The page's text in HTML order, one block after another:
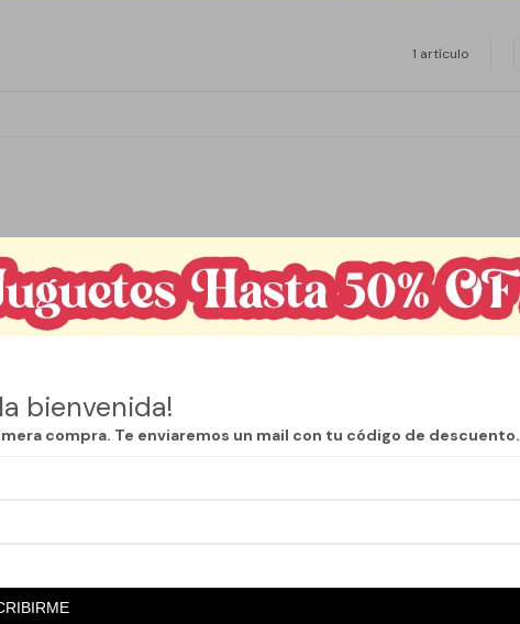
bienvenida!
compra. Te enviaremos un mail con tu código de descuento.
1 artículo